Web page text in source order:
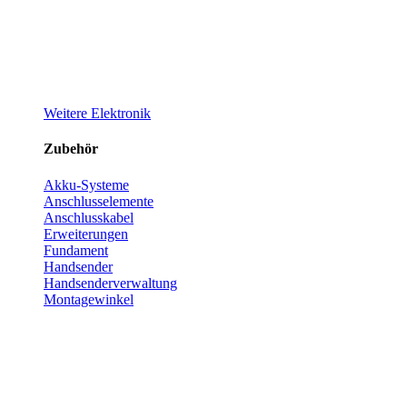
Weitere Elektronik
Zubehör
Akku-Systeme
Anschlusselemente
Anschlusskabel
Erweiterungen
Fundament
Handsender
Handsenderverwaltung
Montagewinkel